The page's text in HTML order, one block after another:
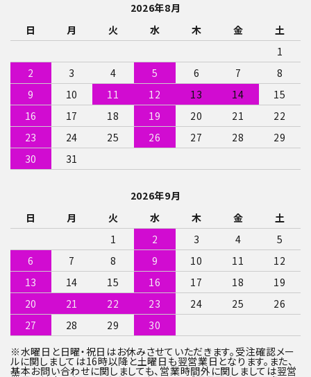
2026年8月
日
月 火 水 木 金
土
1
2
3 4 5 6 7
8
9
10 11 12 13 14
15
16
17 18 19 20 21
22
23
24 25 26 27 28
29
30
31
2026年9月
日
月 火 水 木 金
土
1
2 3 4
5
6
7 8 9 10 11
12
13
14 15 16 17 18
19
20
21 22 23 24 25
26
27
28 29
30
※水曜日と日曜・祝日はお休みさせていただきます。受注確認メー
ルに関しましては16時以降と土曜日も翌営業日となります。また、
基本お問い合わせに関しましても、営業時間外に関しましては翌営